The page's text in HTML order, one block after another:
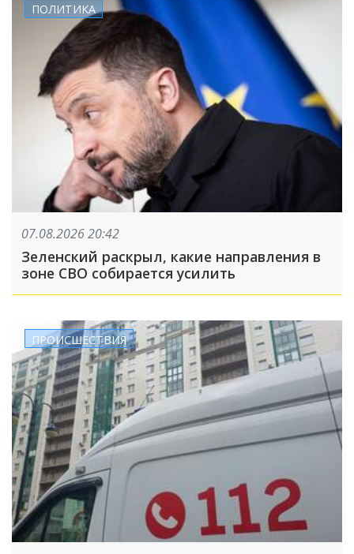
ПОЛИТИКА
07.08.2026 20:42
Зеленский раскрыл, какие направления в
зоне СВО собирается усилить
ПРОИСШЕСТВИЯ